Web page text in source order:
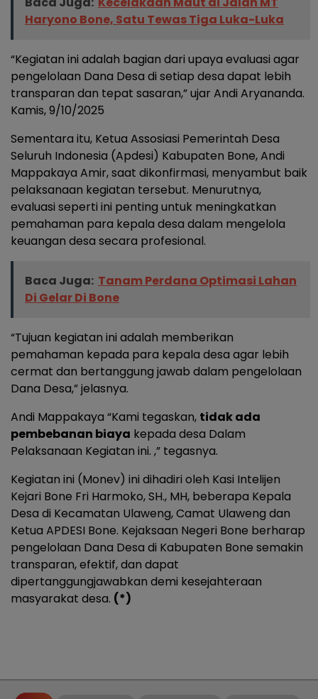
Haryono Bone, Satu Tewas Tiga Luka-Luka
“Kegiatan ini adalah bagian dari upaya evaluasi agar
pengelolaan Dana Desa di setiap desa dapat lebih
transparan dan tepat sasaran,” ujar Andi Aryananda.
Kamis, 9/10/2025
Sementara itu, Ketua Assosiasi Pemerintah Desa
Seluruh Indonesia (Apdesi) Kabupaten Bone, Andi
Mappakaya Amir, saat dikonfirmasi, menyambut baik
pelaksanaan kegiatan tersebut. Menurutnya,
evaluasi seperti ini penting untuk meningkatkan
pemahaman para kepala desa dalam mengelola
keuangan desa secara profesional.
Baca Juga: Tanam Perdana Optimasi Lahan
Di Gelar Di Bone
“Tujuan kegiatan ini adalah memberikan
pemahaman kepada para kepala desa agar lebih
cermat dan bertanggung jawab dalam pengelolaan
Dana Desa,” jelasnya.
Andi Mappakaya “Kami tegaskan, tidak ada
pembebanan biaya kepada desa Dalam
Pelaksanaan Kegiatan ini. ,” tegasnya.
Kegiatan ini (Monev) ini dihadiri oleh Kasi Intelijen
Kejari Bone Fri Harmoko, SH., MH, beberapa Kepala
Desa di Kecamatan Ulaweng, Camat Ulaweng dan
Ketua APDESI Bone. Kejaksaan Negeri Bone berharap
pengelolaan Dana Desa di Kabupaten Bone semakin
transparan, efektif, dan dapat
dipertanggungjawabkan demi kesejahteraan
masyarakat desa. (*)